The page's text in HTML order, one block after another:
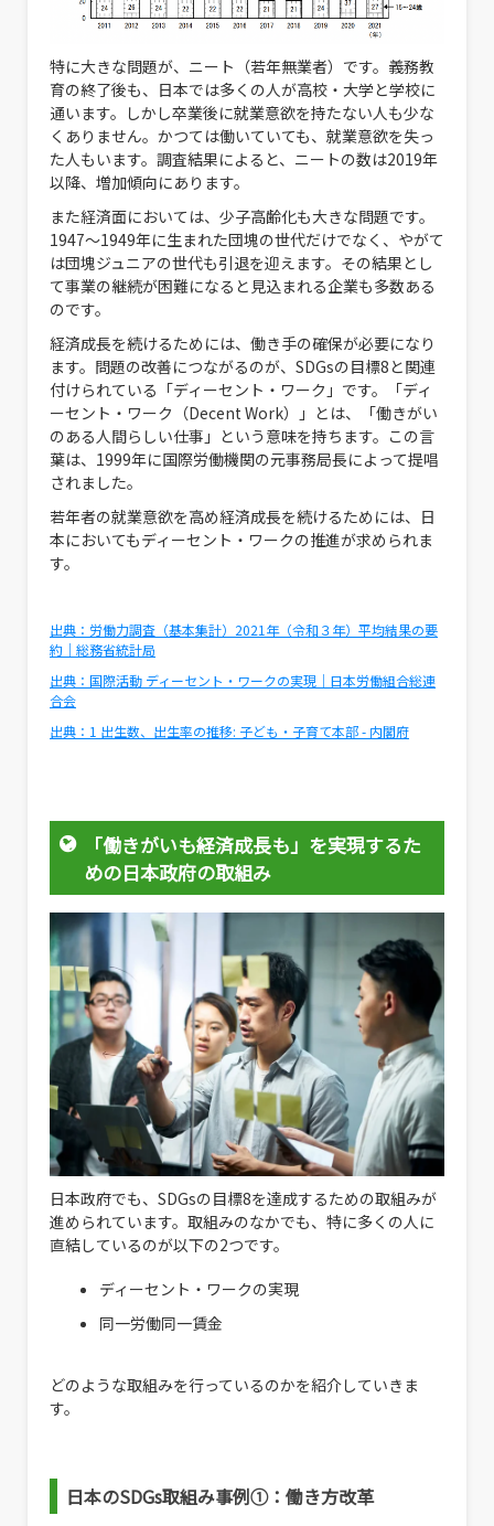
特に大きな問題が、ニート（若年無業者）です。義務教
育の終了後も、日本では多くの人が高校・大学と学校に
通います。しかし卒業後に就業意欲を持たない人も少な
くありません。かつては働いていても、就業意欲を失っ
た人もいます。調査結果によると、ニートの数は2019年
以降、増加傾向にあります。
また経済面においては、少子高齢化も大きな問題です。
1947～1949年に生まれた団塊の世代だけでなく、やがて
は団塊ジュニアの世代も引退を迎えます。その結果とし
て事業の継続が困難になると見込まれる企業も多数ある
のです。
経済成長を続けるためには、働き手の確保が必要になり
ます。問題の改善につながるのが、SDGsの目標8と関連
付けられている「ディーセント・ワーク」です。「ディ
ーセント・ワーク（Decent Work）」とは、「働きがい
のある人間らしい仕事」という意味を持ちます。この言
葉は、1999年に国際労働機関の元事務局長によって提唱
されました。
若年者の就業意欲を高め経済成長を続けるためには、日
本においてもディーセント・ワークの推進が求められま
す。
出典：労働力調査（基本集計）2021年（令和３年）平均結果の要
約｜総務省統計局
出典：国際活動 ディーセント・ワークの実現｜日本労働組合総連
合会
出典：1 出生数、出生率の推移: 子ども・子育て本部 - 内閣府
「働きがいも経済成長も」を実現するた
めの日本政府の取組み
日本政府でも、SDGsの目標8を達成するための取組みが
進められています。取組みのなかでも、特に多くの人に
直結しているのが以下の2つです。
ディーセント・ワークの実現
同一労働同一賃金
どのような取組みを行っているのかを紹介していきま
す。
日本のSDGs取組み事例①： 働き方改革